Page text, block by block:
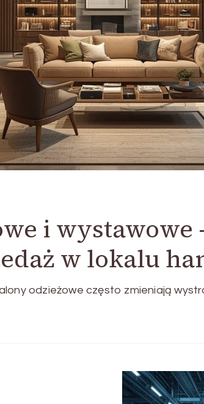
i wystawowe
w lokalu
odzieżowe często zmieniają